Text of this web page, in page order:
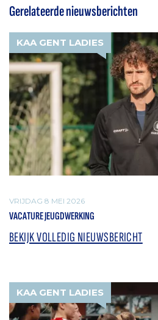
Gerelateerde nieuwsberichten
KAA GENT LADIES
VRIJDAG 8 MEI 2026
VACATURE JEUGDWERKING
BEKIJK VOLLEDIG NIEUWSBERICHT
KAA GENT LADIES